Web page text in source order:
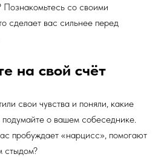
со своими
сделает вас сильнее перед
на свой счёт
свои чувства и поняли, какие
о вашем собеседнике.
пробуждает «нарцисс», помогают
стыдом?